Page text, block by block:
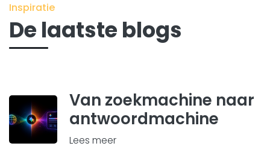
Inspiratie
De laatste blogs
Van zoekmachine naar
antwoordmachine
Lees meer